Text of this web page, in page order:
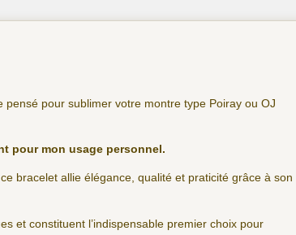
pensé pour sublimer votre montre type Poiray ou OJ
pour mon usage personnel.
bracelet allie élégance, qualité et praticité grâce à son
et constituent l’indispensable premier choix pour